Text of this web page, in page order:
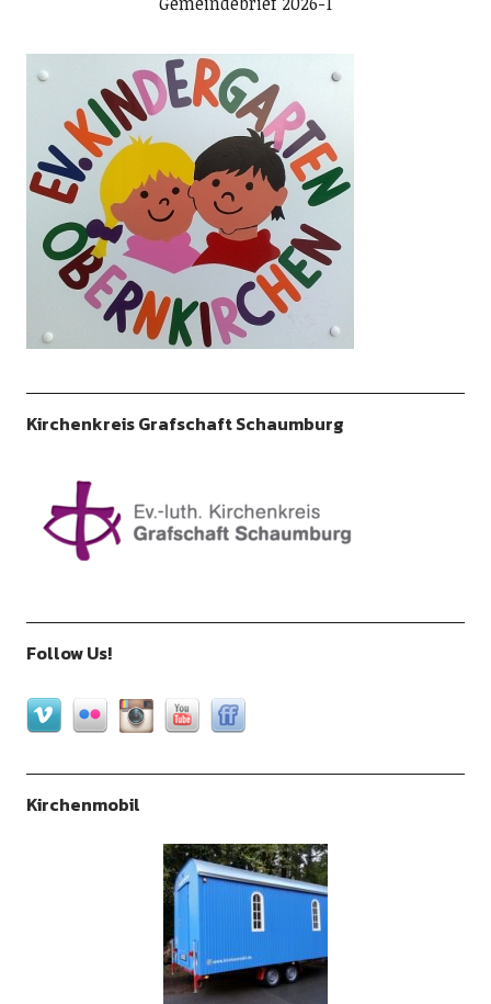
Kirchenkreis Grafschaft Schaumburg
Follow Us!
Kirchenmobil